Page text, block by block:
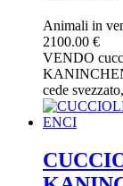
Animali in
2100.00 €
VENDO
cede